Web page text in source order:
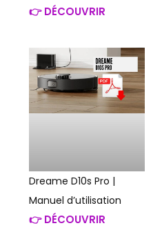
👉 DÉCOUVRIR
Dreame D10s Pro |
Manuel d’utilisation
👉 DÉCOUVRIR